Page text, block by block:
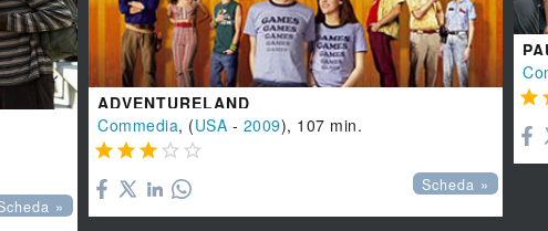
»
ADVENTURELAND
Commedia, (USA - 2009), 107 min.
    
Scheda »
